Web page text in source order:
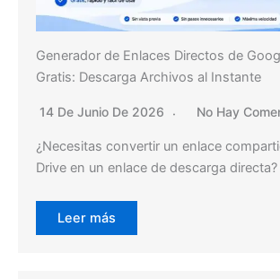
Generador de Enlaces Directos de
Gratis: Descarga Archivos al Instante
14 De Junio De 2026 No Hay
¿Necesitas convertir un enlace
Drive en un enlace de descarga
Leer más